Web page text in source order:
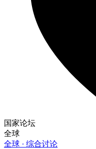
国家论坛
全球
全球 · 综合讨论